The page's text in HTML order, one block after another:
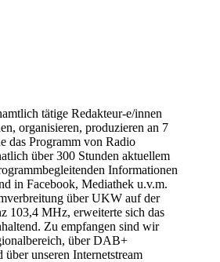
tätige Redakteur-e/innen
organisieren, produzieren an 7
das Programm von Radio
über 300 Stunden aktuellem
Informationen
in Facebook, Mediathek u.v.m.
über UKW auf der
103,4 MHz, erweiterte sich das
Zu empfangen sind wir
über DAB+
über unseren Internetstream